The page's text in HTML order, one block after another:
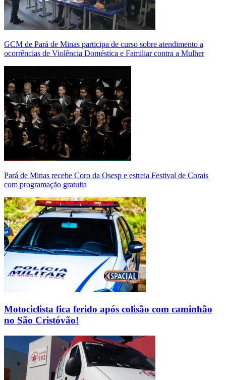
GCM de Pará de Minas participa de curso sobre atendimento a
ocorrências de Violência Doméstica e Familiar contra a Mulher
Pará de Minas recebe Coro da Osesp e estreia Festival de Corais
com programação gratuita
Motociclista fica ferido após colisão com caminhão
no São Cristóvão!